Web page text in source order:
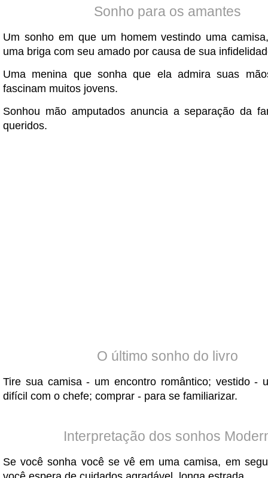
Sonho para os amantes
Um sonho em que um homem vestindo uma
uma briga com seu amado por causa de sua
Uma menina que sonha que ela admira suas
fascinam muitos jovens.
Sonhou mão amputados anuncia a separação da
queridos.
O último sonho do livro
Tire sua camisa - um encontro romântico; vestido -
difícil com o chefe; comprar - para se familiarizar.
Interpretação dos sonhos
Se você sonha você se vê em uma camisa, em